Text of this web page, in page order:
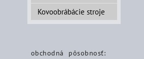
Kovoobrábácie stroje
obchodná pôsobnosť: